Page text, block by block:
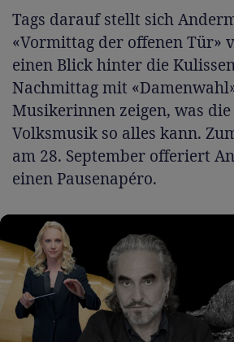
Tags darauf stellt sich
«Vormittag der offenen Tür»
einen Blick hinter die
Nachmittag mit
Musikerinnen zeigen, was die
Volksmusik so alles kann.
am 28. September offeriert
einen Pausenapéro.